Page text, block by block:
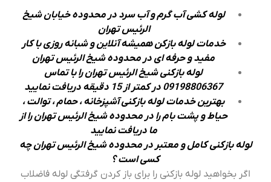
لوله کشی آب گرم و آب سرد در محدوده خیابان شیخ
الرئیس تهران
خدمات لوله بازکن همیشه آنلاین و شبانه روزی با کار
مفید و حرفه ای در محدوده شیخ الرئیس تهران
لوله بازکنی شیخ الرئیس تهران را با تماس
09198806367 در کمتر از 15 دقیقه دریافت نمایید
بهترین خدمات لوله بازکنی آشپزخانه ، حمام ، توالت ،
حیاط و پشت بام را در محدوده شیخ الرئیس تهران را از
ما دریافت نمایید
لوله بازکنی کامل و معتبر در محدوده شیخ الرئیس تهران چه
کسی است ؟
اگر بخواهید لوله بازکنی را برای باز کردن گرفتگی لوله فاضلاب